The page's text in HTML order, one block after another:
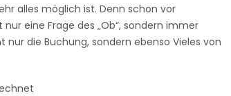
alles möglich ist. Denn schon vor
eine Frage des „Ob“, sondern immer
die Buchung, sondern ebenso Vieles von